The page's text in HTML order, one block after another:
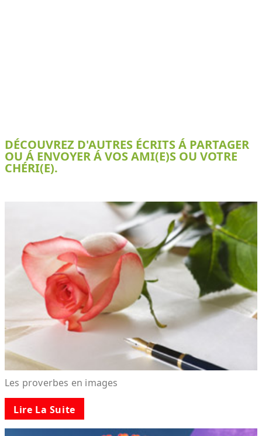
DÉCOUVREZ D'AUTRES ÉCRITS Á PARTAGER
OU Á ENVOYER Á VOS AMI(E)S OU VOTRE
CHÉRI(E).
Les proverbes en images
Lire La Suite